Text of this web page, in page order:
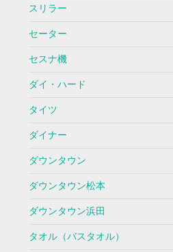
スリラー
セーター
セスナ機
ダイ・ハード
タイツ
ダイナー
ダウンタウン
ダウンタウン松本
ダウンタウン浜田
タオル（バスタオル）